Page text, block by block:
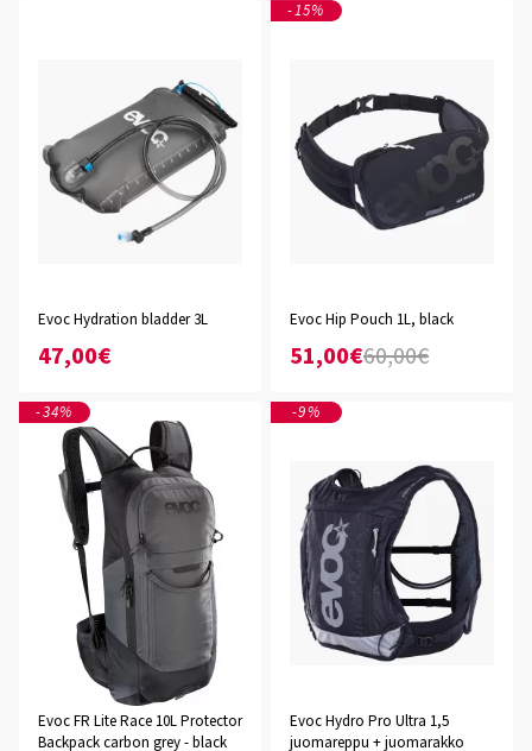
Evoc Hydration bladder 3L
47,00€
-15%
Evoc Hip Pouch 1L, black
51,00€60,00€
-34%
Evoc FR Lite Race 10L Protector
Backpack carbon grey - black
-9%
Evoc Hydro Pro Ultra 1,5
juomareppu + juomarakko